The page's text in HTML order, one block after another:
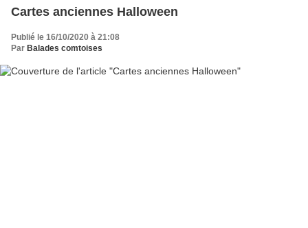
Cartes anciennes Halloween
Publié le 16/10/2020 à 21:08
Par Balades comtoises